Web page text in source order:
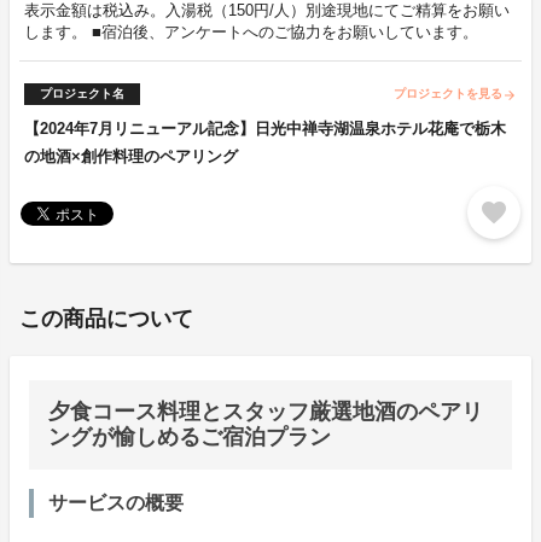
表示金額は税込み。入湯税（150円/人）別途現地にてご精算をお願い
します。 ■宿泊後、アンケートへのご協力をお願いしています。
プロジェクト名 プロジェクトを見る arrow_forward
【2024年7月リニューアル記念】日光中禅寺湖温泉ホテル花庵で栃木
の地酒×創作料理のペアリング
favorite
この商品について
夕食コース料理とスタッフ厳選地酒のペアリ
ングが愉しめるご宿泊プラン
サービスの概要